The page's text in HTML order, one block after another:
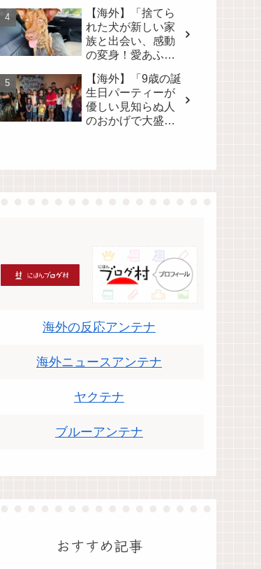
所」
【海外】「捨てら
れた犬が新しい家
族と出会い、感動
の変身！愛あふれ
いで💖」
【海外】「9歳の誕
生日パーティーが
優しい見知らぬ人
のおかげで大盛況
海外の反応アンテナ
海外ニュースアンテナ
ヤクテナ
ブルーアンテナ
おすすめ記事